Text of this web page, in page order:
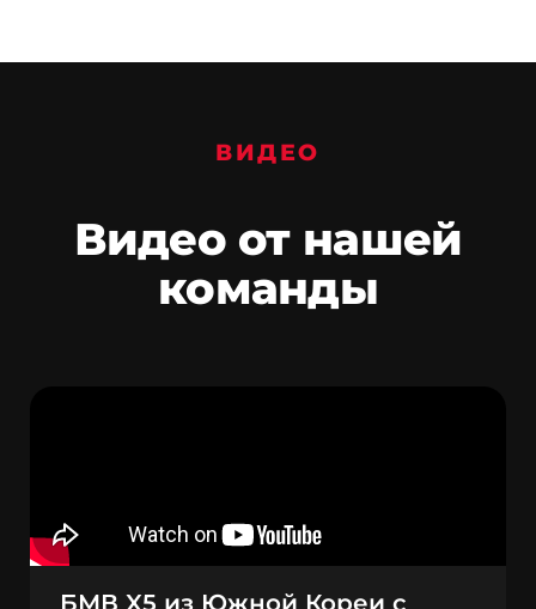
ВИДЕО
Видео от нашей
команды
БМВ X5 из Южной Кореи с